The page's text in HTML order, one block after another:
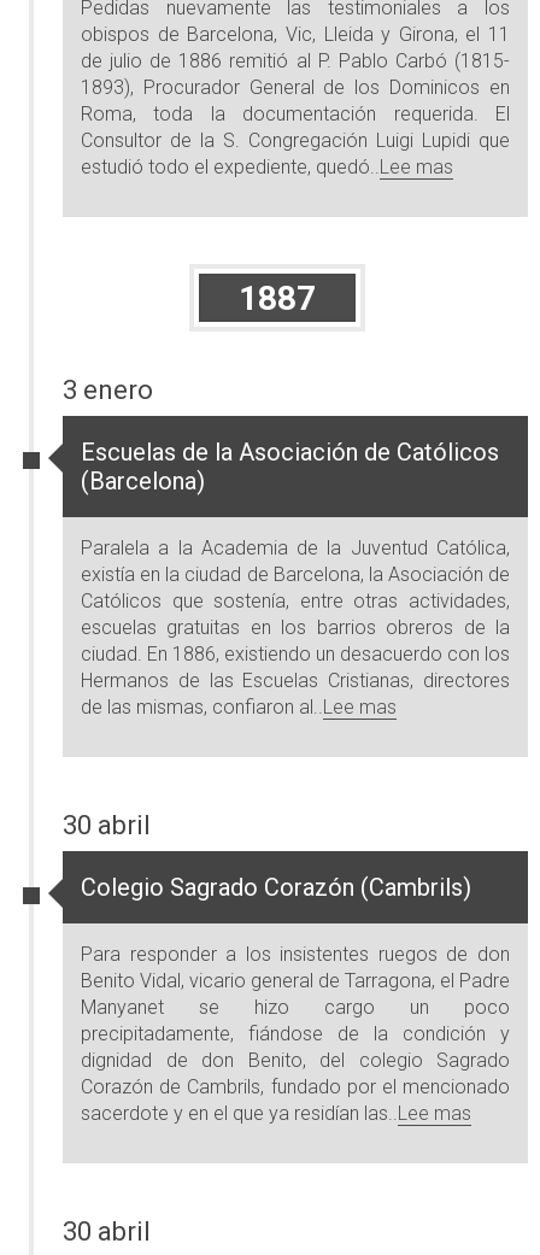
Pedidas nuevamente las testimoniales a los
obispos de Barcelona, Vic, Lleida y Girona, el 11
de julio de 1886 remitió al P. Pablo Carbó (1815-
1893), Procurador General de los Dominicos en
Roma, toda la documentación requerida. El
Consultor de la S. Congregación Luigi Lupidi que
estudió todo el expediente, quedó..Lee mas
1887
3 enero
Escuelas de la Asociación de Católicos
(Barcelona)
Paralela a la Academia de la Juventud Católica,
existía en la ciudad de Barcelona, la Asociación de
Católicos que sostenía, entre otras actividades,
escuelas gratuitas en los barrios obreros de la
ciudad. En 1886, existiendo un desacuerdo con los
Hermanos de las Escuelas Cristianas, directores
de las mismas, confiaron al..Lee mas
30 abril
Colegio Sagrado Corazón (Cambrils)
Para responder a los insistentes ruegos de don
Benito Vidal, vicario general de Tarragona, el Padre
Manyanet se hizo cargo un poco
precipitadamente, fiándose de la condición y
dignidad de don Benito, del colegio Sagrado
Corazón de Cambrils, fundado por el mencionado
sacerdote y en el que ya residían las..Lee mas
30 abril